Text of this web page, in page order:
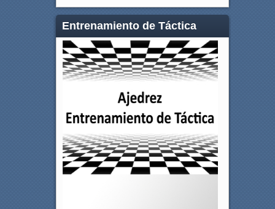
Entrenamiento de Táctica